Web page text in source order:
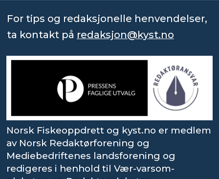
For tips og redaksjonelle henvendelser,
ta kontakt på redaksjon@kyst.no
Norsk Fiskeoppdrett og kyst.no er medlem
av Norsk Redaktørforening og
Mediebedriftenes landsforening og
redigeres i henhold til Vær-varsom-